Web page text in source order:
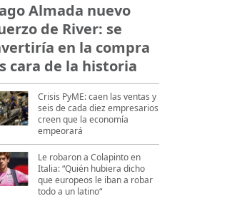
Almada nuevo
de River: se
en la compra
cara de la historia
Crisis PyME: caen las ventas y
seis de cada diez empresarios
creen que la economía
empeorará
Le robaron a Colapinto en
Italia: “Quién hubiera dicho
que europeos le iban a robar
todo a un latino“